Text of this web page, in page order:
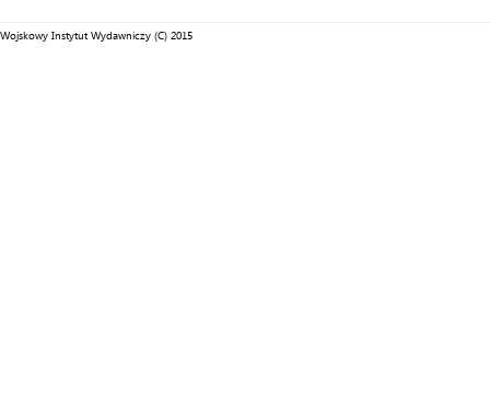
Wojskowy Instytut Wydawniczy (C) 2015